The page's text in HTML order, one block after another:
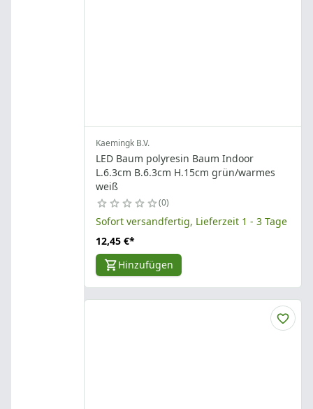
Kaemingk B.V.
LED Baum polyresin Baum Indoor
L.6.3cm B.6.3cm H.15cm grün/warmes
weiß
0
Sofort versandfertig, Lieferzeit 1 - 3 Tage
12,45 €*
Hinzufügen